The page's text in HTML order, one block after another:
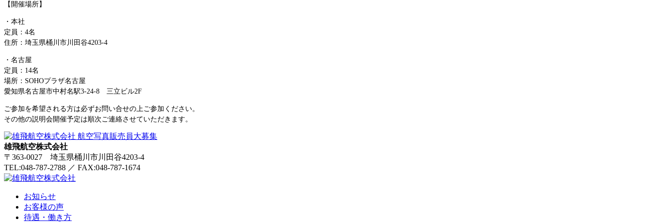
【開催場所】
・本社
定員：4名
住所：埼玉県桶川市川田谷4203-4
・名古屋
定員：14名
場所：SOHOプラザ名古屋
愛知県名古屋市中村名駅3-24-8 三立ビル2F
ご参加を希望される方は必ずお問い合せの上ご参加ください。
その他の説明会開催予定は順次ご連絡させていただきます。
雄飛航空株式会社
〒363-0027 埼玉県桶川市川田谷4203-4
TEL:048-787-2788 ／ FAX:048-787-1674
お知らせ
お客様の声
待遇・働き方